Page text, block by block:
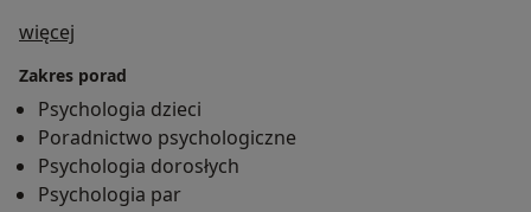
więcej
Zakres porad
Psychologia dzieci
Poradnictwo psychologiczne
Psychologia dorosłych
Psychologia par